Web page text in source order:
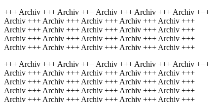
+++ Archiv +++ Archiv +++ Archiv +++ Archiv +++ Archiv +++
Archiv +++ Archiv +++ Archiv +++ Archiv +++ Archiv +++
Archiv +++ Archiv +++ Archiv +++ Archiv +++ Archiv +++
Archiv +++ Archiv +++ Archiv +++ Archiv +++ Archiv +++
Archiv +++ Archiv +++ Archiv +++ Archiv +++ Archiv +++
+++ Archiv +++ Archiv +++ Archiv +++ Archiv +++ Archiv +++
Archiv +++ Archiv +++ Archiv +++ Archiv +++ Archiv +++
Archiv +++ Archiv +++ Archiv +++ Archiv +++ Archiv +++
Archiv +++ Archiv +++ Archiv +++ Archiv +++ Archiv +++
Archiv +++ Archiv +++ Archiv +++ Archiv +++ Archiv +++